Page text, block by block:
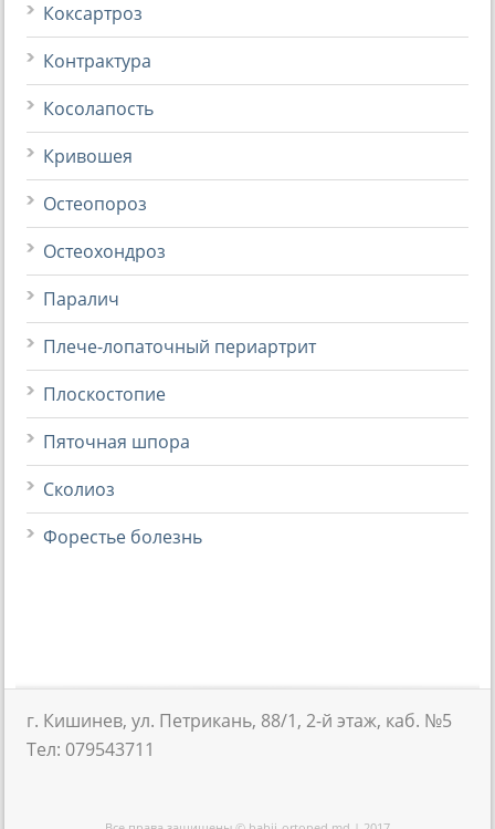
Коксартроз
Контрактура
Косолапость
Кривошея
Остеопороз
Остеохондроз
Паралич
Плече-лопаточный периартрит
Плоскостопие
Пяточная шпора
Сколиоз
Форестье болезнь
г. Кишинев, ул. Петрикань, 88/1, 2-й этаж, каб. №5
Тел: 079543711